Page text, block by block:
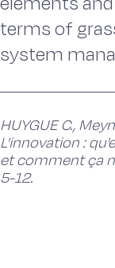
terms of
system
HUYGUE C.,
L'innovation :
et comment ça
5-12.